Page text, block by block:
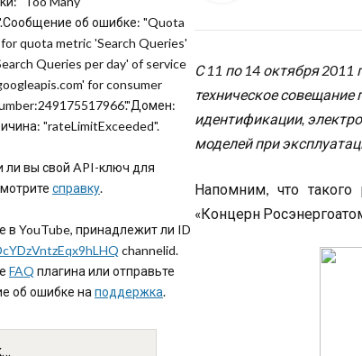
С 11 по 14 октября
техническое
идентификации,
моделей при
Напомним, что такого
«Концерн
об ошибке: "Quota
quota metric 'Search Queries'
Queries per day' of service
for consumer
"rateLimitExceeded".
ли вы свой API-ключ для
справку.
в YouTube, принадлежит ли ID
channelid.
FAQ плагина или отправьте
об ошибке на поддержка.